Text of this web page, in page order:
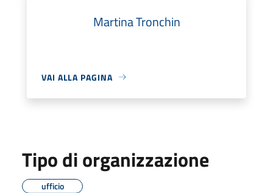
Martina Tronchin
VAI ALLA PAGINA
Tipo di organizzazione
ufficio